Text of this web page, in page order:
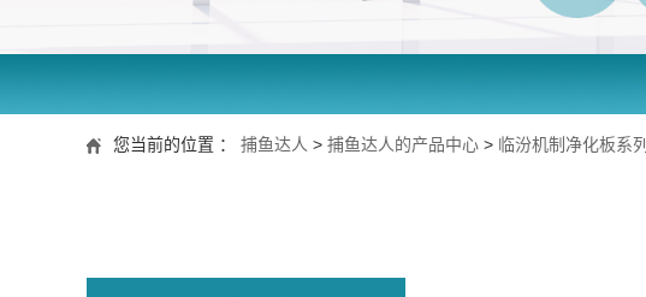
您当前的位置 ： 捕鱼达人 > 捕鱼达人的产品中心 > 临汾机制净化板系列